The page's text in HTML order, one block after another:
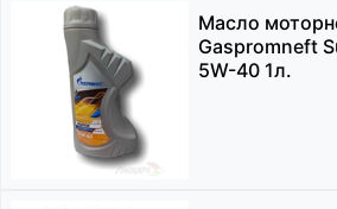
Масло
Gaspromneft
5W-40 1л.